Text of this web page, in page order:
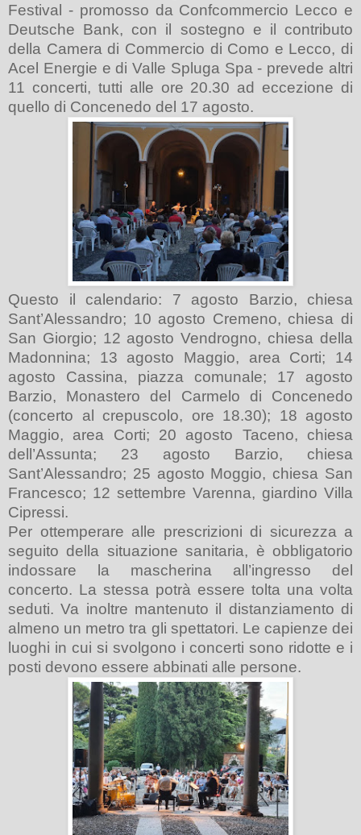
Festival - promosso da Confcommercio Lecco e
Deutsche Bank, con il sostegno e il contributo
della Camera di Commercio di Como e Lecco, di
Acel Energie e di Valle Spluga Spa - prevede altri
11 concerti, tutti alle ore 20.30 ad eccezione di
quello di Concenedo del 17 agosto.
Questo il calendario: 7 agosto Barzio, chiesa
Sant’Alessandro; 10 agosto Cremeno, chiesa di
San Giorgio; 12 agosto Vendrogno, chiesa della
Madonnina; 13 agosto Maggio, area Corti; 14
agosto Cassina, piazza comunale; 17 agosto
Barzio, Monastero del Carmelo di Concenedo
(concerto al crepuscolo, ore 18.30); 18 agosto
Maggio, area Corti; 20 agosto Taceno, chiesa
dell’Assunta; 23 agosto Barzio, chiesa
Sant’Alessandro; 25 agosto Moggio, chiesa San
Francesco; 12 settembre Varenna, giardino Villa
Cipressi.
Per ottemperare alle prescrizioni di sicurezza a
seguito della situazione sanitaria, è obbligatorio
indossare la mascherina all’ingresso del
concerto. La stessa potrà essere tolta una volta
seduti. Va inoltre mantenuto il distanziamento di
almeno un metro tra gli spettatori. Le capienze dei
luoghi in cui si svolgono i concerti sono ridotte e i
posti devono essere abbinati alle persone.